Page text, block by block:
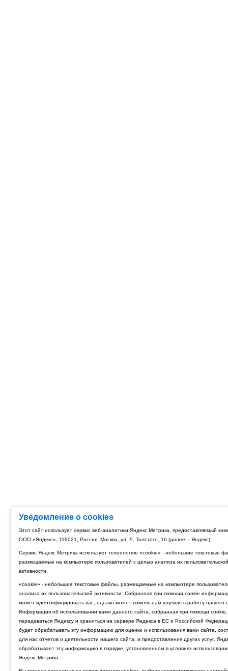
Уведомление о cookies
Этот сайт использует сервис веб-аналитики Яндекс Метрика, предоставляемый
ООО «Яндекс», 119021, Россия, Москва, ул. Л. Толстого, 16 (далее – Яндекс)
Сервис Яндекс Метрика использует технологию «cookie» - небольшие текстовые
размещаемые на компьютере пользователей с целью анализа их пользовательской
активности.
«cookie» - небольшие текстовые файлы, размещаемые на компьютере
анализа их пользовательской активности. Собранная при помощи cookie
может идентифицировать вас, однако может помочь нам улучшить работу нашего
Информация об использовании вами данного сайта, собранная при помощи cookie,
передаваться Яндексу и храниться на сервере Яндекса в ЕС и Российской
будет обрабатывать эту информацию для оценки и использования вами сайта,
для нас отчетов о деятельности нашего сайта, и предоставления других услуг.
обрабатывает эту информацию в порядке, установленном в условиях
Яндекс Метрика.